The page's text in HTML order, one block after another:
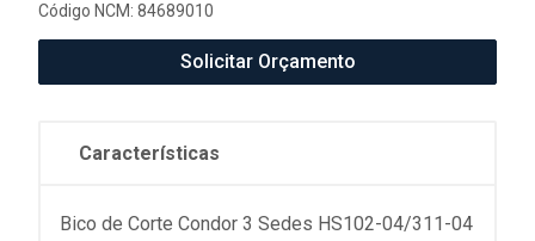
Código NCM: 84689010
Solicitar Orçamento
Características
Bico de Corte Condor 3 Sedes HS102-04/311-04